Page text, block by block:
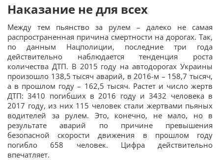
Наказание не для всех
Между тем пьянство за рулем – далеко не самая
распространенная причина смертности на дорогах. Так,
по данным Нацполиции, последние три года
действительно наблюдается тенденция роста
количества ДТП. В 2015 году на автодорогах Украины
произошло 138,5 тысяч аварий, в 2016-м – 158,7 тысяч,
а в прошлом году – 162,5 тысяч. Растет и число жертв
ДТП: 3410 погибших в 2016 году и 3432 человека в
2017 году, из них 115 человек стали жертвами пьяных
водителей за рулем. Это, конечно, не мало, но в
результате аварий по причине превышения
безопасной скорости движения в прошлом году
погибло 658 человек. Цифра действительно
впечатляет.